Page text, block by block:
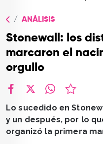
ANÁLISIS
Stonewall: los
marcaron el
orgullo
Lo sucedido en
y un después, por lo
organizó la primera